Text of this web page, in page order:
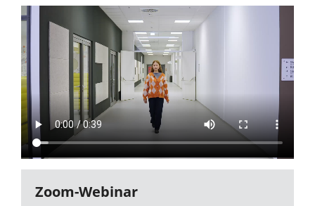
Zoom-Webinar